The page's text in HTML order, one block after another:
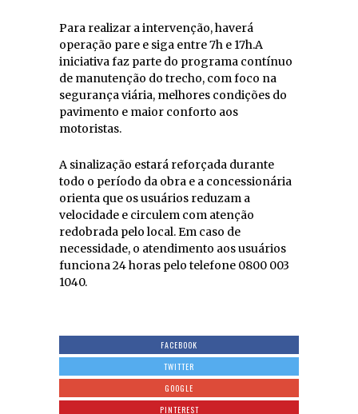
Para realizar a intervenção, haverá
operação pare e siga entre 7h e 17h.A
iniciativa faz parte do programa contínuo
de manutenção do trecho, com foco na
segurança viária, melhores condições do
pavimento e maior conforto aos
motoristas.
A sinalização estará reforçada durante
todo o período da obra e a concessionária
orienta que os usuários reduzam a
velocidade e circulem com atenção
redobrada pelo local. Em caso de
necessidade, o atendimento aos usuários
funciona 24 horas pelo telefone 0800 003
1040.
FACEBOOK
TWITTER
GOOGLE
PINTEREST